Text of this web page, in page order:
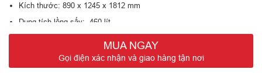
Kích thước: 890 x 1245 x 1812 mm
Dung tích lồng sấy: 460 lít
Tổng công suất tiêu thụ điện: 24.97kw
Lồng sấy làm bằng INOX SUS 304 không rỉ
MUA NGAY
Gọi điện xác nhận và giao hàng tận nơi